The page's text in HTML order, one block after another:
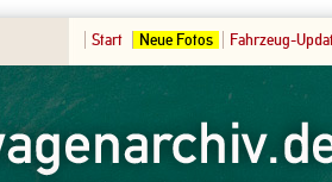
Start Neue Fotos Fahrzeug-